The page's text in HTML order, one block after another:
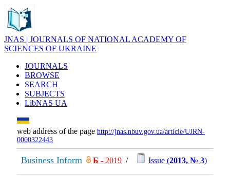
JNAS | JOURNALS OF NATIONAL ACADEMY OF
SCIENCES OF UKRAINE
JOURNALS
BROWSE
SEARCH
SUBJECTS
LibNAS UA
web address of the page http://jnas.nbuv.gov.ua/article/UJRN-
0000322443
Business Inform Б - 2019 / Issue (2013, № 3)